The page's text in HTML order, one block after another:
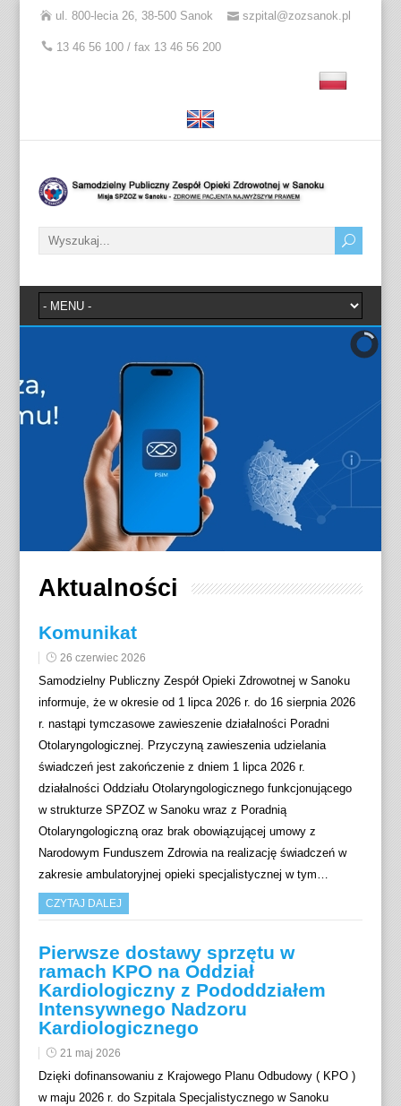
ul. 800-lecia 26, 38-500 Sanok szpital@zozsanok.pl
13 46 56 100 / fax 13 46 56 200
Aktualności
Komunikat
26 czerwiec 2026
Samodzielny Publiczny Zespół Opieki Zdrowotnej w Sanoku
informuje, że w okresie od 1 lipca 2026 r. do 16 sierpnia 2026
r. nastąpi tymczasowe zawieszenie działalności Poradni
Otolaryngologicznej. Przyczyną zawieszenia udzielania
świadczeń jest zakończenie z dniem 1 lipca 2026 r.
działalności Oddziału Otolaryngologicznego funkcjonującego
w strukturze SPZOZ w Sanoku wraz z Poradnią
Otolaryngologiczną oraz brak obowiązującej umowy z
Narodowym Funduszem Zdrowia na realizację świadczeń w
zakresie ambulatoryjnej opieki specjalistycznej w tym…
CZYTAJ DALEJ
Pierwsze dostawy sprzętu w
ramach KPO na Oddział
Kardiologiczny z Pododdziałem
Intensywnego Nadzoru
Kardiologicznego
21 maj 2026
Dzięki dofinansowaniu z Krajowego Planu Odbudowy ( KPO )
w maju 2026 r. do Szpitala Specjalistycznego w Sanoku